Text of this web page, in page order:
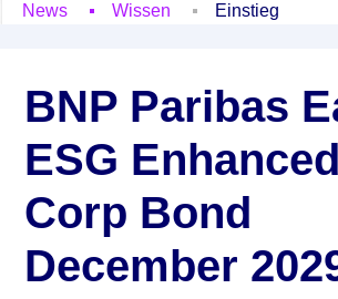
News
Wissen Einstieg
BNP Paribas
ESG
Corp Bond
December